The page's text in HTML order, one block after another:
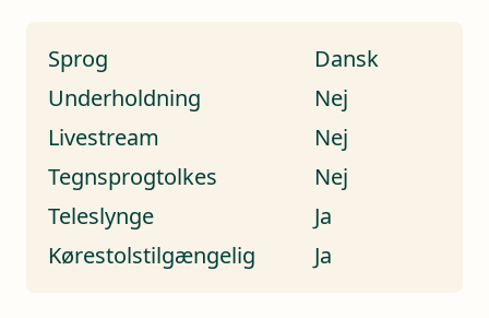
Sprog
Dansk
Underholdning
Nej
Livestream
Nej
Tegnsprogtolkes
Nej
Teleslynge
Ja
Kørestolstilgængelig
Ja